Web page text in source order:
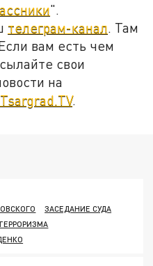
".
телеграм-канал . Там
вам есть чем
свои
на
.
ЗАСЕДАНИЕ СУДА